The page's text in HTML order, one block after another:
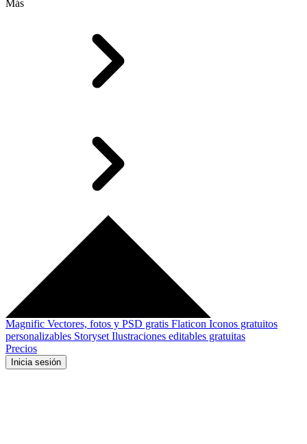
Más
Magnific Vectores, fotos y PSD gratis Flaticon Iconos gratuitos
personalizables Storyset Ilustraciones editables gratuitas
Precios
Inicia sesión